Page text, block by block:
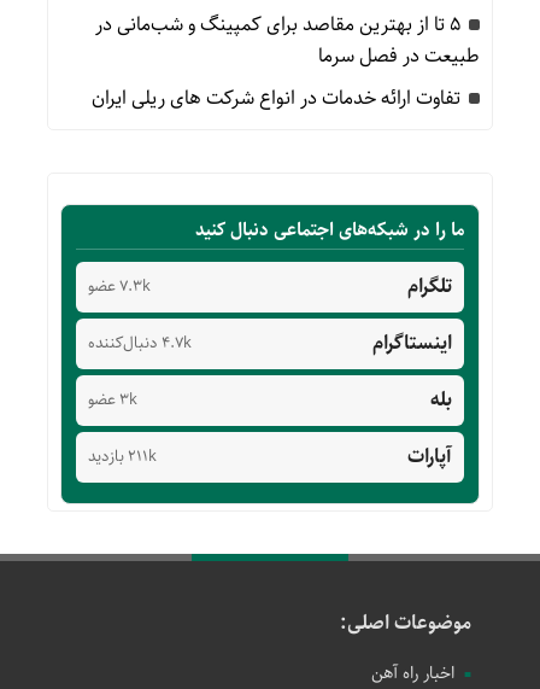
۵ تا از بهترین مقاصد برای کمپینگ و شب‌مانی در
طبیعت در فصل سرما
تفاوت ارائه خدمات در انواع شرکت های ریلی ایران
ما را در شبکه‌های اجتماعی دنبال کنید
تلگرام 7.3k عضو
اینستاگرام 4.7k دنبال‌کننده
بله 3k عضو
آپارات 211k بازدید
موضوعات اصلی:
اخبار راه آهن